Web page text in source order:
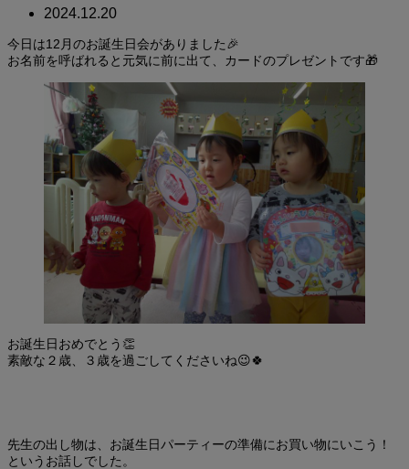
2024.12.20
今日は12月のお誕生日会がありました🎉
お名前を呼ばれると元気に前に出て、カードのプレゼントです🎁
お誕生日おめでとう👏
素敵な２歳、３歳を過ごしてくださいね😉🍀
先生の出し物は、お誕生日パーティーの準備にお買い物にいこう！
というお話しでした。